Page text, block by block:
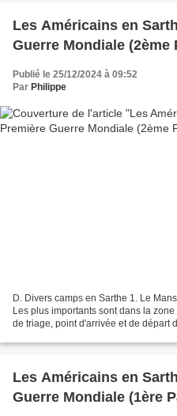
Les Américains en
Guerre Mondiale (2ème
Publié le 25/12/2024 à 09:52
Par Philippe
D. Divers camps en Sarthe 1. Le
Les plus importants sont dans la
de triage, point d'arrivée et de départ
Les Américains en
Guerre Mondiale (1ère